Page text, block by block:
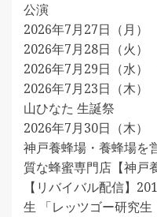
公演
2026年7月27日（月）
2026年7月28日（火）
2026年7月29日（水）
2026年7月23日（木）
山ひなた 生誕祭
2026年7月30日（木）
神戸養蜂場・養蜂場を
質な蜂蜜専門店【神戸
【リバイバル配信】
生 「レッツゴー研究